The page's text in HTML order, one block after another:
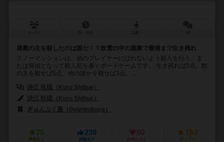
屋敷の主を殺したのは誰だ！？吹雪の中の屋敷で最後まで生き残れ
スノーマンションは、他のプレイヤーにばれないよう殺人を行う、ま
たは探偵となって殺人犯を暴くボードゲームです。 生き残れば5点、館
の主を殺せば5点、他の誰かを殺せば3点、...
渋江 玖琉（Kuru Shibue）
渋江 玖琉（Kuru Shibue）
ぎゅんぶく屋（Gyunbukuya）
75
興味あり
239
経験あり
50
お気に入り
153
持ってる